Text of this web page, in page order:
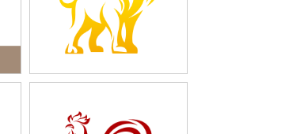
「静と動、２種のライオ
ン」